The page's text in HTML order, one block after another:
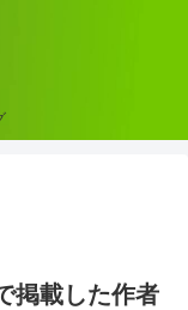
掲載した作者